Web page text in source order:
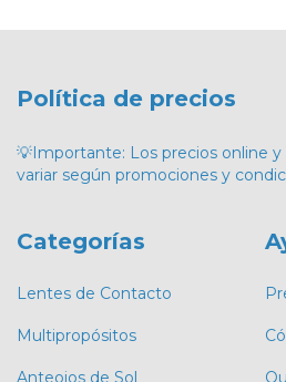
Política de precios
💡Importante: Los precios online
variar según promociones y
Categorías
Lentes de Contacto
Multipropósitos
Anteojos de Sol